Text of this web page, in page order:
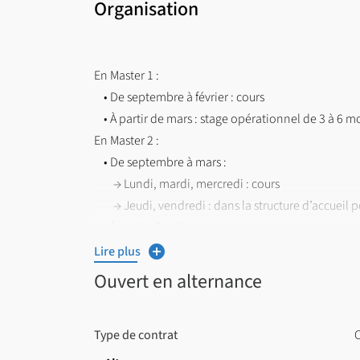
Organisation
En Master 1 :
• De septembre à février : cours
• À partir de mars : stage opérationnel de 3 à 6
En Master 2 :
• De septembre à mars :
→ Lundi, mardi, mercredi : cours
→ Jeudi, vendredi : dans la structure d’accueil
→ Dans la structure d’accueil à plein temps pour
→ Stage d’étude conseil de 3 à 6 mois pour les
Chaque BCC représente un ensemble homogène
Lire plus
Ouvert en alternance
Type de contrat